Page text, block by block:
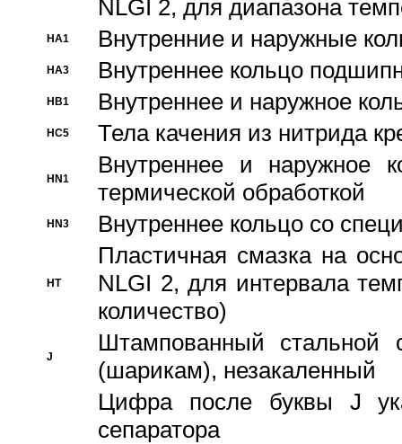
NLGI 2, для диапазона
HA1 Внутренние и наружные
HA3 Bнутреннее кольцо
HB1 Bнутреннее и наружное
HC5 Тела качения из нитрида
HN1
Bнутреннее и наружное
термической обработкой
HN3 Внутреннее кольцо со
HT
Пластичная смазка на
NLGI 2, для интервала
количество)
J
Штампованный стальной
(шарикам), незакаленный
Цифра после буквы J
сепаратора